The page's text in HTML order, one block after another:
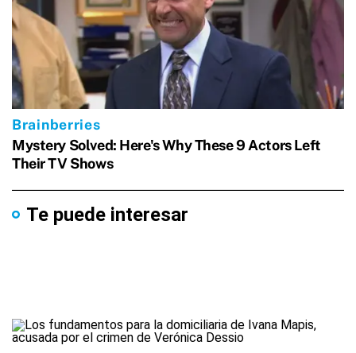
Te puede interesar